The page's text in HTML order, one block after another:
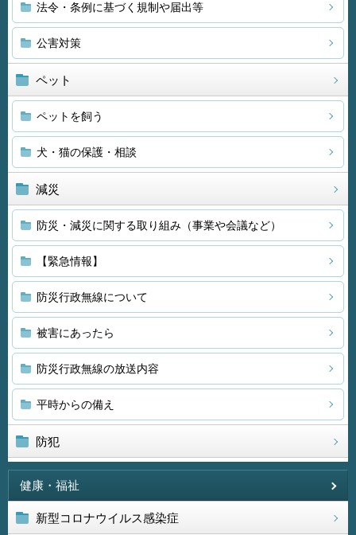
法令・条例に基づく規制や届出等
公害対策
ペット
ペットを飼う
犬・猫の保護・相談
減災
防災・減災に関する取り組み（事業や会議など）
【緊急情報】
防災行政無線について
被害にあったら
防災行政無線の放送内容
平時からの備え
防犯
健康・福祉
新型コロナウイルス感染症